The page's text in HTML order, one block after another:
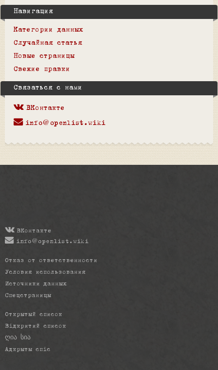
Навигация
Категории данных
Случайная статья
Новые страницы
Свежие правки
Связаться с нами
ВКонтакте
info@openlist.wiki
ВКонтакте
info@openlist.wiki
Отказ от ответственности
Условия использования
Источники данных
Спецстраницы
Открытый список
Відкритий список
ღია სია
Адкрыты спіс